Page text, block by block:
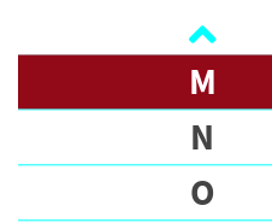
People
Letters
Ł
M
N
O